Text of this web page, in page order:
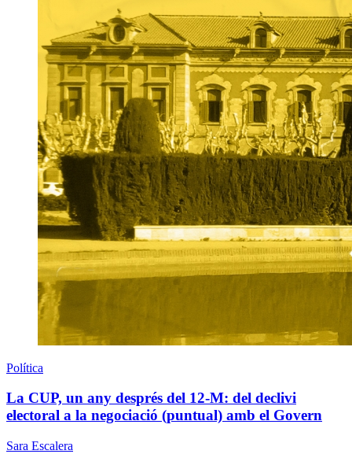
Política
La CUP, un any després del 12-M: del declivi
electoral a la negociació (puntual) amb el Govern
Sara Escalera